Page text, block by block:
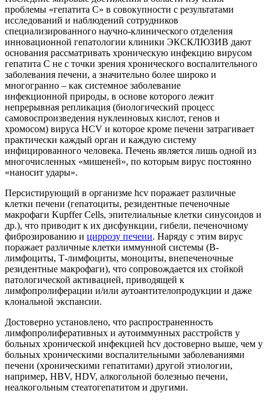
проблемы «гепатита С» в совокупности с результатами
исследований и наблюдений сотрудников
специализированного научно-клинического отделения
инновационной гепатологии клиники ЭКСКЛЮЗИВ дают
основания рассматривать хроническую инфекцию вирусом
гепатита С не с точки зрения хронического воспалительного
заболевания печени, а значительно более широко и
многогранно – как системное заболевание
инфекционной природы, в основе которого лежит
непрерывная репликация (биологический процесс
самовоспроизведения нуклеиновых кислот, генов и
хромосом) вируса HCV и которое кроме печени затрагивает
практически каждый орган и каждую систему
инфицированного человека. Печень является лишь одной из
многочисленных «мишеней», по которым вирус постоянно
«наносит удары».
Персистирующий в организме hcv поражает различные
клетки печени (гепатоциты, резидентные печеночные
макрофаги Kupffer Cells, эпителиальные клетки синусоидов и
др.), что приводит к их дисфункции, гибели, печеночному
фиброзированию и циррозу печени. Наряду с этим вирус
поражает различные клетки иммунной системы (В-
лимфоциты, Т-лимфоциты, моноциты, внепеченочные
резидентные макрофаги), что сопровождается их стойкой
патологической активацией, приводящей к
лимфопролиферации и/или аутоантителопродукции и даже
клональной экспансии.
Достоверно установлено, что распространенность
лимфопролиферативных и аутоиммунных расстройств у
больных хронической инфекцией hcv достоверно выше, чем у
больных хроническими воспалительными заболеваниями
печени (хроническими гепатитами) другой этиологии,
например, HВV, HDV, алкогольной болезнью печени,
неалкогольным стеатогепатитом и другими.